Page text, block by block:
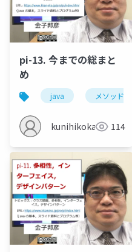
pi-13. 今までの総まと
め
java メソッド
kunihikokaneko114